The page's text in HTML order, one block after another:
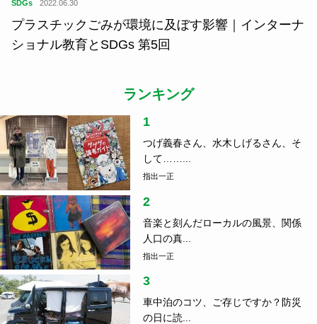
SDGs 2022.06.30
プラスチックごみが環境に及ぼす影響｜インターナ
ショナル教育とSDGs 第5回
ランキング
1
つげ義春さん、水木しげるさん、そ
して……...
指出一正
2
音楽と刻んだローカルの風景、関係
人口の真...
指出一正
3
車中泊のコツ、ご存じですか？防災
の日に読...